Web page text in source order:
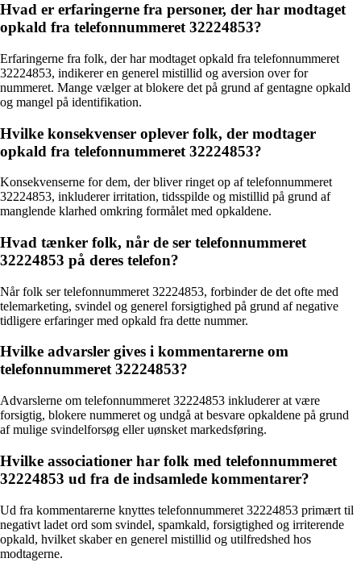
Hvad er erfaringerne fra personer, der har modtaget
opkald fra telefonnummeret 32224853?
Erfaringerne fra folk, der har modtaget opkald fra telefonnummeret
32224853, indikerer en generel mistillid og aversion over for
nummeret. Mange vælger at blokere det på grund af gentagne opkald
og mangel på identifikation.
Hvilke konsekvenser oplever folk, der modtager
opkald fra telefonnummeret 32224853?
Konsekvenserne for dem, der bliver ringet op af telefonnummeret
32224853, inkluderer irritation, tidsspilde og mistillid på grund af
manglende klarhed omkring formålet med opkaldene.
Hvad tænker folk, når de ser telefonnummeret
32224853 på deres telefon?
Når folk ser telefonnummeret 32224853, forbinder de det ofte med
telemarketing, svindel og generel forsigtighed på grund af negative
tidligere erfaringer med opkald fra dette nummer.
Hvilke advarsler gives i kommentarerne om
telefonnummeret 32224853?
Advarslerne om telefonnummeret 32224853 inkluderer at være
forsigtig, blokere nummeret og undgå at besvare opkaldene på grund
af mulige svindelforsøg eller uønsket markedsføring.
Hvilke associationer har folk med telefonnummeret
32224853 ud fra de indsamlede kommentarer?
Ud fra kommentarerne knyttes telefonnummeret 32224853 primært til
negativt ladet ord som svindel, spamkald, forsigtighed og irriterende
opkald, hvilket skaber en generel mistillid og utilfredshed hos
modtagerne.